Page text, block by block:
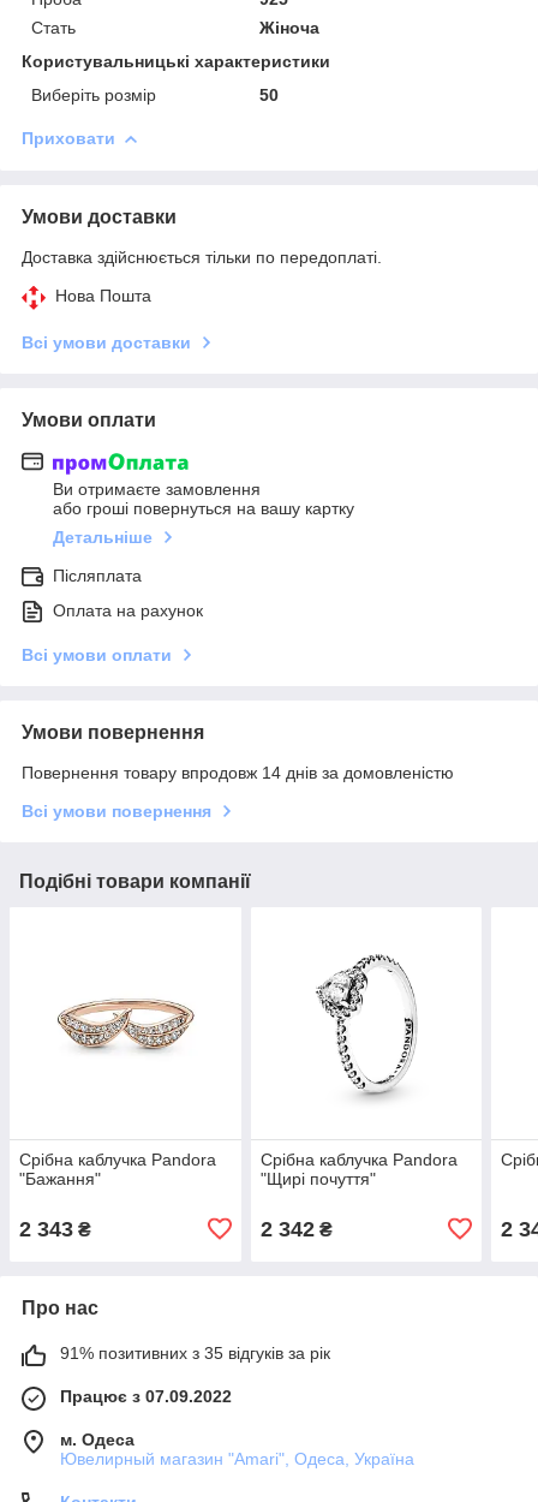
Стать
Жіноча
Користувальницькі характеристики
Виберіть розмір
50
Приховати
Умови доставки
Доставка здійснюється тільки по передоплаті.
Нова Пошта
Всі умови доставки
Умови оплати
Ви отримаєте замовлення
або гроші повернуться на вашу картку
Детальніше
Післяплата
Оплата на рахунок
Всі умови оплати
Умови повернення
Повернення товару впродовж 14 днів за домовленістю
Всі умови повернення
Подібні товари компанії
Срібна каблучка Pandora
"Бажання"
2 343 ₴
Срібна каблучка Pandora
"Щирі почуття"
2 342₴ 2
Про нас
91% позитивних з 35 відгуків за рік
Працює з 07.09.2022
м. Одеса
Ювелирный магазин "Amari", Одеса, Україна